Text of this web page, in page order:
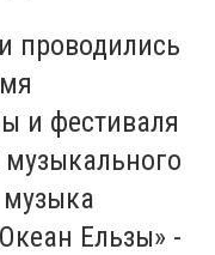
проводились
и фестиваля
музыкального
Ельзы» -